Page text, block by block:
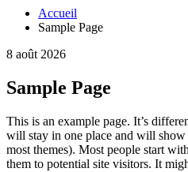
Accueil
Sample Page
8 août 2026
Sample Page
This is an example page. It’s
will stay in one place and will
most themes). Most people start
them to potential site visitors. It